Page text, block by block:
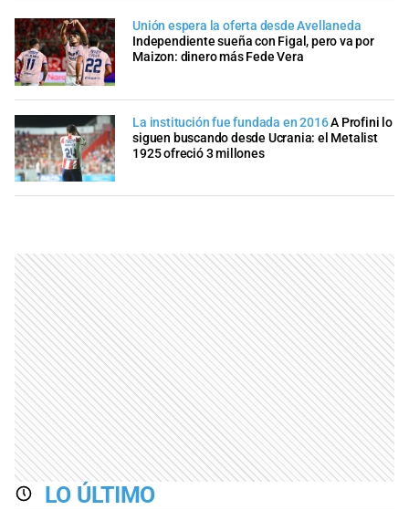
Unión espera la oferta desde Avellaneda
Independiente sueña con Figal, pero va por
Maizon: dinero más Fede Vera
La institución fue fundada en 2016A Profini lo
siguen buscando desde Ucrania: el Metalist
1925 ofreció 3 millones
LO ÚLTIMO